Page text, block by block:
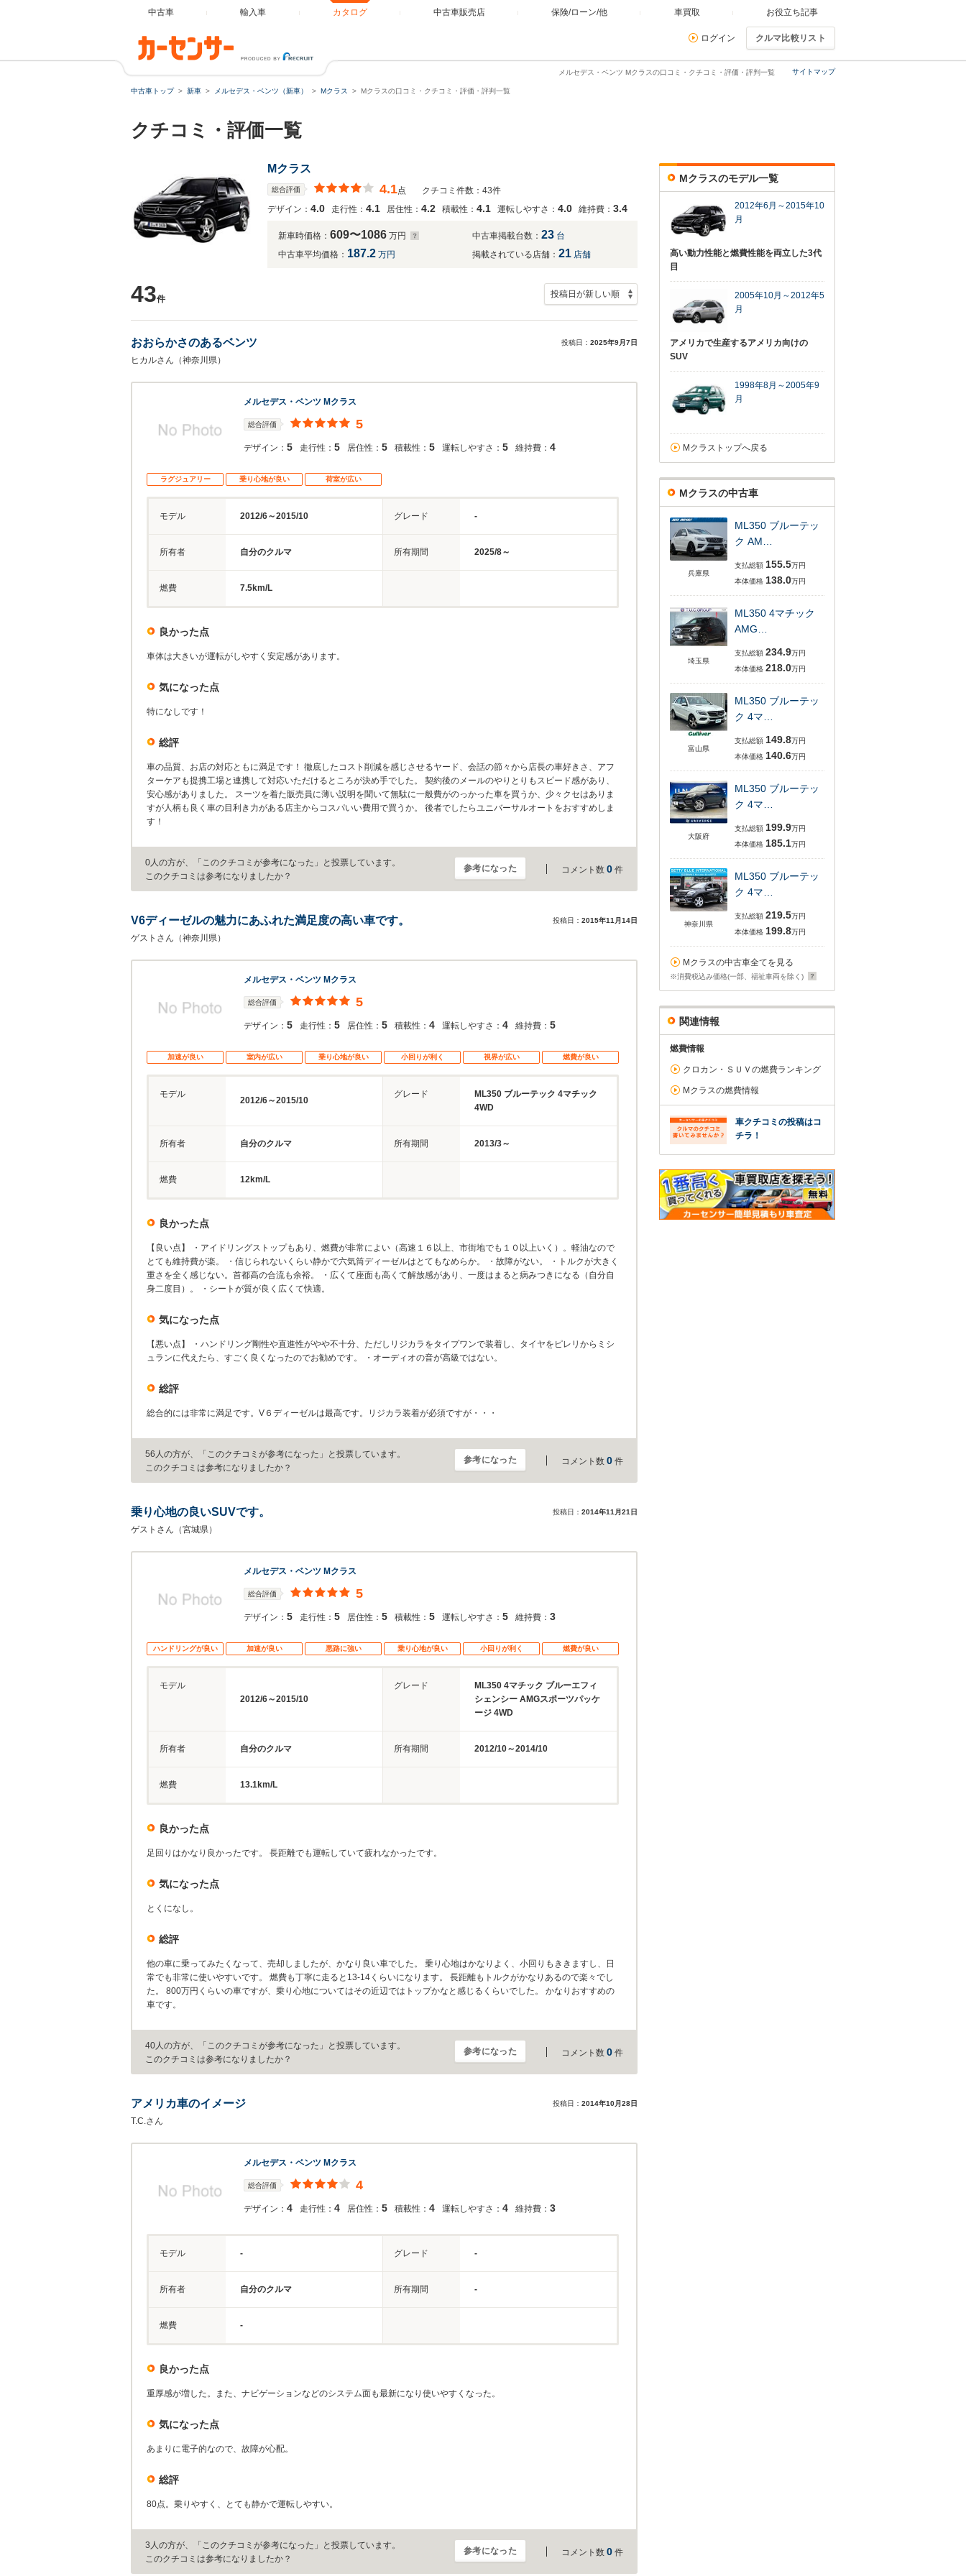
中古車 輸入車 カタログ 中古車販売店 保険/ローン/他 車買取 お役立ち記事
ログイン クルマ比較リスト
サイトマップ
メルセデス・ベンツ Mクラスの口コミ・クチコミ・評価・評判一覧
中古車トップ 新車 メルセデス・ベンツ（新車） Mクラス Mクラスの口コミ・クチコミ・評価・評判一覧
クチコミ・評価一覧
Mクラス
総合評価 4.1点
クチコミ件数：43件
デザイン： 4.0 走行性： 4.1 居住性： 4.2 積載性： 4.1 運転しやすさ： 4.0 維持費： 3.4
新車時価格： 609〜1086 万円 中古車掲載台数： 23 台
中古車平均価格： 187.2 万円 掲載されている店舗： 21 店舗
43件
おおらかさのあるベンツ 投稿日： 2025年9月7日
ヒカルさん（神奈川県）
メルセデス・ベンツ Mクラス
総合評価 5
デザイン： 5 走行性： 5 居住性： 5 積載性： 5 運転しやすさ： 5 維持費： 4
ラグジュアリー 乗り心地が良い 荷室が広い
モデル 2012/6～2015/10 グレード -
所有者 自分のクルマ 所有期間 2025/8～
燃費 7.5km/L
良かった点
車体は大きいが運転がしやすく安定感があります。
気になった点
特になしです！
総評
車の品質、お店の対応ともに満足です！ 徹底したコスト削減を感じさせるヤード、会話の節々から店長の車好きさ、アフ
ターケアも提携工場と連携して対応いただけるところが決め手でした。 契約後のメールのやりとりもスピード感があり、
安心感がありました。 スーツを着た販売員に薄い説明を聞いて無駄に一般費がのっかった車を買うか、少々クセはありま
すが人柄も良く車の目利き力がある店主からコスパいい費用で買うか。 後者でしたらユニバーサルオートをおすすめしま
す！
0人の方が、「このクチコミが参考になった」と投票しています。
このクチコミは参考になりましたか？
参考になった コメント数 0 件
V6ディーゼルの魅力にあふれた満足度の高い車です。 投稿日： 2015年11月14日
ゲストさん（神奈川県）
メルセデス・ベンツ Mクラス
総合評価 5
デザイン： 5 走行性： 5 居住性： 5 積載性： 4 運転しやすさ： 4 維持費： 5
加速が良い 室内が広い 乗り心地が良い 小回りが利く 視界が広い 燃費が良い
モデル
2012/6～2015/10
グレード
ML350 ブルーテック 4マチック
4WD
所有者 自分のクルマ 所有期間 2013/3～
燃費 12km/L
良かった点
【良い点】 ・アイドリングストップもあり、燃費が非常によい（高速１６以上、市街地でも１０以上いく）。軽油なので
とても維持費が楽。 ・信じられないくらい静かで六気筒ディーゼルはとてもなめらか。 ・故障がない。 ・トルクが大きく
重さを全く感じない。首都高の合流も余裕。 ・広くて座面も高くて解放感があり、一度はまると病みつきになる（自分自
身二度目）。 ・シートが質が良く広くて快適。
気になった点
【悪い点】 ・ハンドリング剛性や直進性がやや不十分、ただしリジカラをタイプワンで装着し、タイヤをピレリからミシ
ュランに代えたら、すごく良くなったのでお勧めです。 ・オーディオの音が高級ではない。
総評
総合的には非常に満足です。V６ディーゼルは最高です。リジカラ装着が必須ですが・・・
56人の方が、「このクチコミが参考になった」と投票しています。
このクチコミは参考になりましたか？
参考になった コメント数 0 件
乗り心地の良いSUVです。 投稿日： 2014年11月21日
ゲストさん（宮城県）
メルセデス・ベンツ Mクラス
総合評価 5
デザイン： 5 走行性： 5 居住性： 5 積載性： 5 運転しやすさ： 5 維持費： 3
ハンドリングが良い 加速が良い 悪路に強い 乗り心地が良い 小回りが利く 燃費が良い
モデル
2012/6～2015/10
グレード
ML350 4マチック ブルーエフィ
シェンシー AMGスポーツパッケ
ージ 4WD
所有者 自分のクルマ 所有期間 2012/10～2014/10
燃費 13.1km/L
良かった点
足回りはかなり良かったです。 長距離でも運転していて疲れなかったです。
気になった点
とくになし。
総評
他の車に乗ってみたくなって、売却しましたが、かなり良い車でした。 乗り心地はかなりよく、小回りもききますし、日
常でも非常に使いやすいです。 燃費も丁寧に走ると13-14くらいになります。 長距離もトルクがかなりあるので楽々でし
た。 800万円くらいの車ですが、乗り心地についてはその近辺ではトップかなと感じるくらいでした。 かなりおすすめの
車です。
40人の方が、「このクチコミが参考になった」と投票しています。
このクチコミは参考になりましたか？
参考になった コメント数 0 件
アメリカ車のイメージ 投稿日： 2014年10月28日
T.C.さん
メルセデス・ベンツ Mクラス
総合評価 4
デザイン： 4 走行性： 4 居住性： 5 積載性： 4 運転しやすさ： 4 維持費： 3
モデル - グレード -
所有者 自分のクルマ 所有期間 -
燃費 -
良かった点
重厚感が増した。また、ナビゲーションなどのシステム面も最新になり使いやすくなった。
気になった点
あまりに電子的なので、故障が心配。
総評
80点。乗りやすく、とても静かで運転しやすい。
3人の方が、「このクチコミが参考になった」と投票しています。
このクチコミは参考になりましたか？
参考になった コメント数 0 件
Mクラスのモデル一覧
2012年6月～2015年10
月
高い動力性能と燃費性能を両立した3代
目
2005年10月～2012年5
月
アメリカで生産するアメリカ向けの
SUV
1998年8月～2005年9
月
Mクラストップへ戻る
Mクラスの中古車
兵庫県
ML350 ブルーテッ
ク AM…
支払総額 155.5万円
本体価格 138.0万円
埼玉県
ML350 4マチック
AMG…
支払総額 234.9万円
本体価格 218.0万円
富山県
ML350 ブルーテッ
ク 4マ…
支払総額 149.8万円
本体価格 140.6万円
大阪府
ML350 ブルーテッ
ク 4マ…
支払総額 199.9万円
本体価格 185.1万円
神奈川県
ML350 ブルーテッ
ク 4マ…
支払総額 219.5万円
本体価格 199.8万円
Mクラスの中古車全てを見る
※消費税込み価格(一部、福祉車両を除く)
関連情報
燃費情報
クロカン・ＳＵＶの燃費ランキング
Mクラスの燃費情報
車クチコミの投稿はコ
チラ！